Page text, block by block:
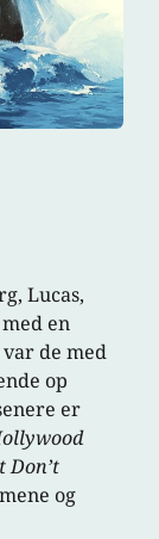
Lucas,
en
de med
op
er
Don’t
og